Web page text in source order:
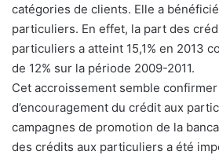
catégories de clients. Elle a
particuliers. En effet, la part des
particuliers a atteint 15,1% en 2013
de 12% sur la période 2009-2011.
Cet accroissement semble
d’encouragement du crédit aux
campagnes de promotion de la
des crédits aux particuliers a été